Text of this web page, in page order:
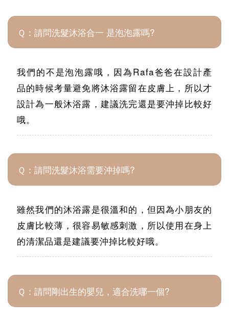
Ｑ：請問洗髮沐浴合一 是泡泡露嗎?
我們的不是泡泡露哦，因為Rafa爸爸在設計產
品的時候考量避免將沐浴露留在皮膚上，所以才
設計為一般沐浴露，建議洗完還是要沖掉比較好
哦。
Ｑ：請問洗髮沐浴需要沖掉嗎?
雖然我們的沐浴露是很溫和的，但因為小朋友的
皮膚比較薄，很容易敏感刺激，所以使用在身上
的清潔品還是建議要沖掉比較好哦。
Ｑ：請問剛出生的嬰兒，適合洗哪一個?